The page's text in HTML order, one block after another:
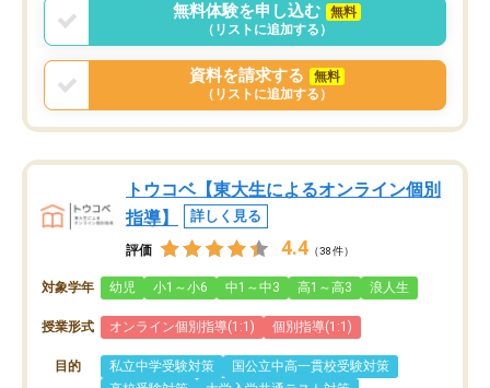
無料体験を申し込む
無料
（リストに追加する）
資料を請求する
無料
（リストに追加する）
トウコベ【東大生によるオンライン個別
指導】
詳しく見る
評価 4.4 （38件）
対象学年 幼児 小1～小6 中1～中3 高1～高3 浪人生
授業形式 オンライン個別指導(1:1) 個別指導(1:1)
目的 私立中学受験対策
国公立中高一貫校受験対策